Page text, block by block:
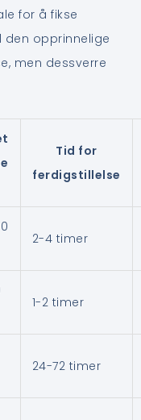
for å fikse
den opprinnelige
men dessverre
Tid for
ferdigstillelse
2-4 timer
1-2 timer
24-72 timer